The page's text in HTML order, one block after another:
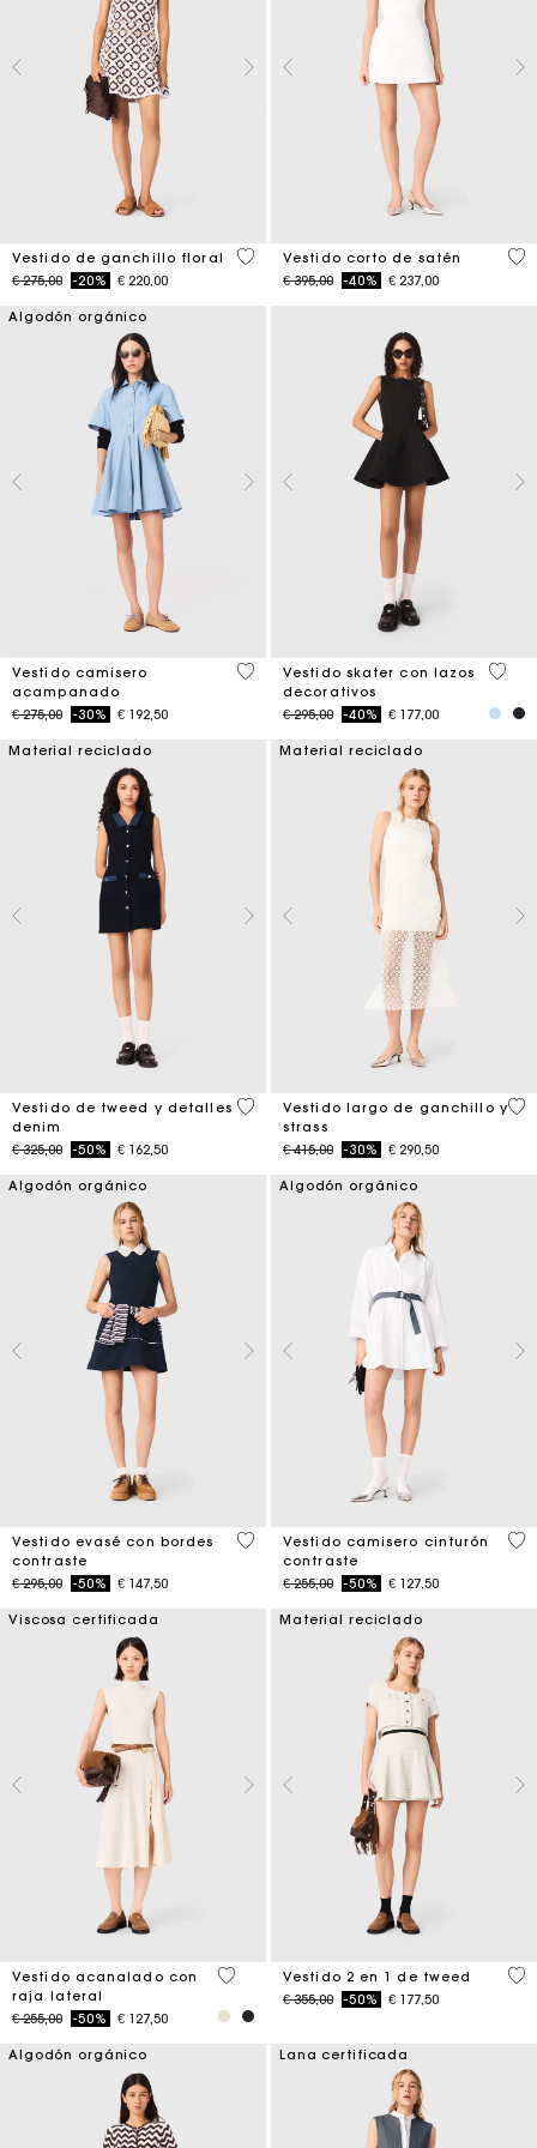
Vestido de ganchillo floral
Price reduced from
€ 275,00to-20% € 220,00
5 out of 5 Customer Rating
Vestido corto de satén
Price reduced from
€ 395,00to-40% € 237,00
4,3
Algodón orgánico
Vestido camisero
acampanado
Price reduced from
€ 275,00to-30% € 192,50
4,1 out of 5 Customer Rating
Vestido skater con lazos
decorativos
Price reduced from
€ 295,00to-40% € 177,00
3,2
Material reciclado
Vestido de tweed y detalles
denim
Price reduced from
€ 325,00to-50% € 162,50
5 out of 5 Customer Rating
Material reciclado
Vestido largo de ganchillo y
strass
Price reduced from
€ 415,00to-30% € 290,50
5
Algodón orgánico
Vestido evasé con bordes
contraste
Price reduced from
€ 295,00to-50% € 147,50
4 out of 5 Customer Rating
Algodón orgánico
Vestido camisero cinturón
contraste
Price reduced from
€ 255,00to-50% € 127,50
3,2
Viscosa certificada
Vestido acanalado con
raja lateral
Price reduced from
€ 255,00to-50% € 127,50
5 out of 5 Customer Rating
Material reciclado
Vestido 2 en 1 de tweed
Price reduced from
€ 355,00to-50% € 177,50
3,1
Algodón orgánico Lana certificada